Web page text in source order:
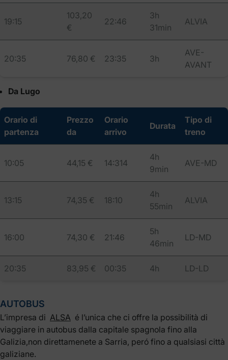
19:15
103,20
€
22:46
3h
31min
ALVIA
20:35 76,80 € 23:35 3h
AVE-
AVANT
Da Lugo
Orario di
partenza
Prezzo
da
Orario
arrivo
Durata
Tipo di
treno
10:05 44,15 € 14:314
4h
9min
AVE-MD
13:15 74,35 € 18:10
4h
55min
ALVIA
16:00 74,30 € 21:46
5h
46min
LD-MD
20:35 83,95 € 00:35 4h LD-LD
AUTOBUS
L’impresa di ALSA é l’unica che ci offre la possibilità di
viaggiare in autobus dalla capitale spagnola fino alla
Galizia,non direttamenete a Sarria, peró fino a qualsiasi città
galiziane.